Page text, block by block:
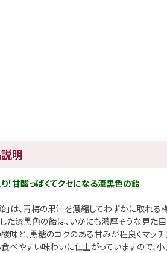
明
！甘酸っぱくてクセになる漆黒色の飴
」は、青梅の果汁を濃縮してわずかに取れる
た漆黒色の飴は、いかにも濃厚そうな見た
味と、黒糖のコクのある甘みが程良くマッ
べやすい味わいに仕上がっていますので、